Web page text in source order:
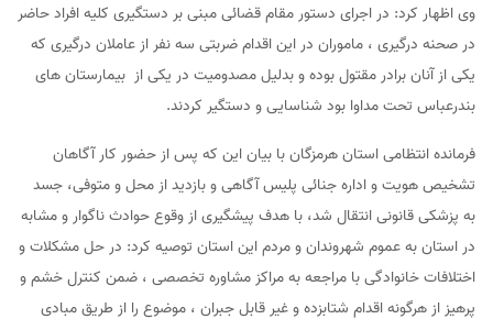
وی اظهار کرد: در اجرای دستور مقام قضائی مبنی بر دستگیری کلیه افراد حاضر
در صحنه درگیری ، ماموران در این اقدام ضربتی سه نفر از عاملان درگیری که
یکی از آنان برادر مقتول بوده و بدلیل مصدومیت در یکی از بیمارستان های
بندرعباس تحت مداوا بود شناسایی و دستگیر کردند.
فرمانده انتظامی استان هرمزگان با بیان این که پس از حضور کار آگاهان
تشخیص هویت و اداره جنائی پلیس آگاهی و بازدید از محل و متوفی، جسد
به پزشکی قانونی انتقال شد، با هدف پیشگیری از وقوع حوادث ناگوار و مشابه
در استان به عموم شهروندان و مردم این استان توصیه کرد: در حل مشکلات و
اختلافات خانوادگی با مراجعه به مراکز مشاوره تخصصی ، ضمن کنترل خشم و
پرهیز از هرگونه اقدام شتابزده و غیر قابل جبران ، موضوع را از طریق مبادی